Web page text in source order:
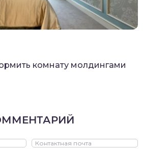
комнату молдингами